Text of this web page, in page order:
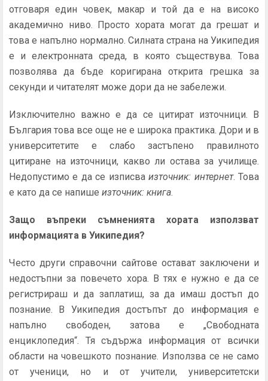
отговаря един човек, макар и той да е на високо
академично ниво. Просто хората могат да грешат и
това е напълно нормално. Силната страна на Уикипедия
е и електронната среда, в която съществува. Това
позволява да бъде коригирана открита грешка за
секунди и читателят може дори да не забележи.
Изключително важно е да се цитират източници. В
България това все още не е широка практика. Дори и в
университетите е слабо застъпено правилното
цитиране на източници, какво ли остава за училище.
Недопустимо е да се изписваизточник: интернет. Това
е като да се напише източник: книга.
Защо въпреки съмненията хората използват
информацията в Уикипедия?
Често други справочни сайтове остават заключени и
недостъпни за повечето хора. В тях е нужно е да се
регистрираш и да заплатиш, за да имаш достъп до
познание. В Уикипедия достъпът до информация е
напълно свободен, затова е „Свободната
енциклопедия“. Тя съдържа информация от всички
области на човешкото познание. Използва се не само
от ученици, но и от учители, университетски